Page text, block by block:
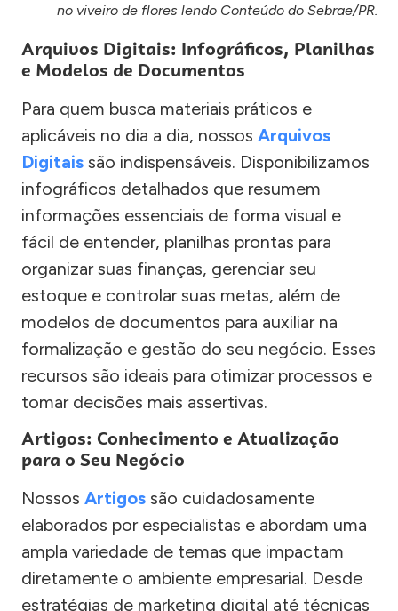
no viveiro de flores lendo Conteúdo do Sebrae/PR.
Arquivos Digitais: Infográficos, Planilhas
e Modelos de Documentos
Para quem busca materiais práticos e
aplicáveis no dia a dia, nossos Arquivos
Digitais são indispensáveis. Disponibilizamos
infográficos detalhados que resumem
informações essenciais de forma visual e
fácil de entender, planilhas prontas para
organizar suas finanças, gerenciar seu
estoque e controlar suas metas, além de
modelos de documentos para auxiliar na
formalização e gestão do seu negócio. Esses
recursos são ideais para otimizar processos e
tomar decisões mais assertivas.
Artigos: Conhecimento e Atualização
para o Seu Negócio
Nossos Artigos são cuidadosamente
elaborados por especialistas e abordam uma
ampla variedade de temas que impactam
diretamente o ambiente empresarial. Desde
estratégias de marketing digital até técnicas